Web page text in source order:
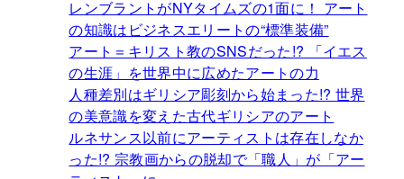
レンブラントがNYタイムズの1面に！ アート
の知識はビジネスエリートの“標準装備”
アート＝キリスト教のSNSだった!? 「イエス
の生涯」を世界中に広めたアートの力
人種差別はギリシア彫刻から始まった!? 世界
の美意識を変えた古代ギリシアのアート
ルネサンス以前にアーティストは存在しなか
った!? 宗教画からの脱却で「職人」が「アー